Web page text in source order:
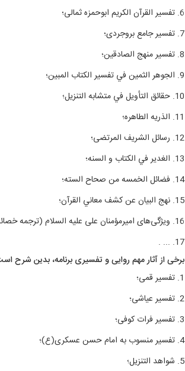
6. تفسیر القرآن الکریم ابوحمزه ثمالی؛
7. تفسیر جامع بروجردی؛
8. تفسیر منهج الصادقین؛
9. الجوهر الثمین في تفسیر الکتاب المبین؛
10. حقائق التأویل في متشابه التنزیل؛
11. الذریه الطاهره؛
12. رسائل الشریف المرتضی؛
13. الغدیر في الکتاب و السنه؛
14. فضائل الخمسه من صحاح السته؛
15. نهج البیان عن کشف معاني القرآن؛
16. ویژگی‌های امیرمؤمنان علی علیه السلام (ترجمه خصائص أمیر المؤمنین)؛
17. ... .
برخی از آثار مهم روایی و تفسیری برنامه، بدین شرح
1. تفسیر قمی؛
2. تفسیر عیاشی؛
3. تفسیر فرات کوفی؛
4. تفسیر منسوب به امام حسن عسکری(ع)؛
5. شواهد التنزیل؛